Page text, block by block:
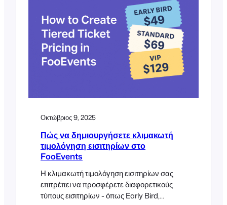
παρουσιάζει τα βήματα εγκατάστασης,
συμβουλές τοποθέτησης σελίδων, επιλογές
επαναλαμβανόμενων συνεδριών και
ελέγχους επικύρωσης πριν από την έναρξη.
Εισαγωγή Τα εργαστήρια συνήθως
διεξάγονται σε στενά χρονοδιαγράμματα.
Χρειάζεστε σαφή χρονοδιαγράμματα,
Οκτώβριος 9, 2025
Πώς να δημιουργήσετε κλιμακωτή
τιμολόγηση εισιτηρίων στο
FooEvents
Η κλιμακωτή τιμολόγηση εισιτηρίων σας
επιτρέπει να προσφέρετε διαφορετικούς
τύπους εισιτηρίων - όπως Early Bird,